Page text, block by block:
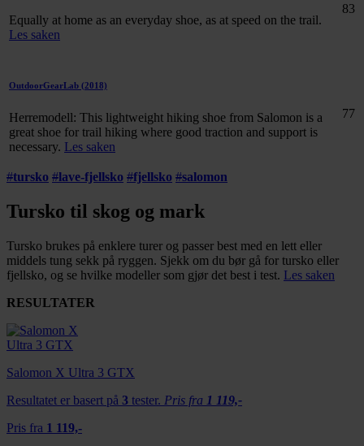
Equally at home as an everyday shoe, as at speed on the trail.
Les saken
83
OutdoorGearLab (2018)
Herremodell: This lightweight hiking shoe from Salomon is a
great shoe for trail hiking where good traction and support is
necessary. Les saken
77
#tursko #lave-fjellsko #fjellsko #salomon
Tursko til skog og mark
Tursko brukes på enklere turer og passer best med en lett eller
middels tung sekk på ryggen. Sjekk om du bør gå for tursko eller
fjellsko, og se hvilke modeller som gjør det best i test. Les saken
RESULTATER
Salomon X Ultra 3 GTX
Resultatet er basert på 3 tester. Pris fra 1 119,-
Pris fra 1 119,-